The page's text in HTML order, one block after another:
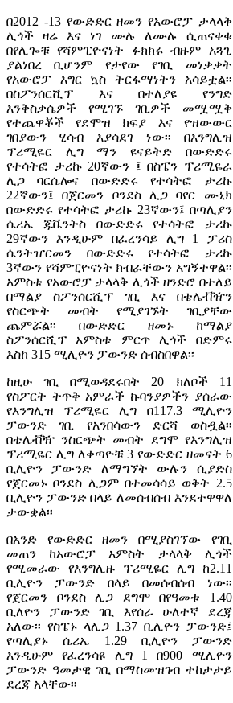
በ2012 -13 የውድድር ዘመን የአውሮፓ ታላላቅ
ሊጎች ዛሬ እና ነገ ሙሉ ለሙሉ ሲጠናቀቁ
በየሊጐቹ የሻምፒዮናነት ፉክክሩ ብዙም አጓጊ
ያልነበረ ቢሆንም የታየው የገቢ መነቃቃት
የአውሮፓ እግር ኳስ ትርፋማነትን አሳይቷል፡፡
በስፖንሰርሺፕ እና በተለያዩ የንግድ
እንቅስቃሴዎች የሚገኙ ገቢዎች መሟሟቅ
የተጨዋቾች የደሞዝ ክፍያ እና የዝውውር
ገበያውን ሂሳብ እያሳደገ ነው፡፡ በእንግሊዝ
ፕሪሚዬር ሊግ ማን ዩናይትድ በውድድሩ
የተሳትፎ ታሪኩ 20ኛውን ፤ በስፔን ፕሪሚዬራ
ሊጋ ባርሴሎና በውድድሩ የተሳትፎ ታሪኩ
22ኛውን፤ በጀርመን ቦንደስ ሊጋ ባየር ሙኒክ
በውድድሩ የተሳትፎ ታሪኩ 23ኛውን፤ በጣሊያን
ሴሪኤ ጁቬንትስ በውድድሩ የተሳትፎ ታሪኩ
29ኛውን እንዲሁም በፈረንሳይ ሊግ 1 ፓሪስ
ሴንትዠርመን በውድድሩ የተሳትፎ ታሪኩ
3ኛውን የሻምፒዮናነት ክብራቸውን አግኝተዋል፡፡
አምስቱ የአውሮፓ ታላላቅ ሊጎች ዘንድሮ በተለይ
በማልያ ስፖንሰርሺፕ ገቢ እና በቴሌቭዥን
የስርጭት መብት የሚያገኙት ገቢያቸው
ጨምሯል፡፡ በውድድር ዘመኑ ከማልያ
ስፖንሰርሺፕ አምስቱ ምርጥ ሊጎች በድምሩ
እስከ 315 ሚሊዮን ፓውንድ ሰብስበዋል፡፡
ከዚሁ ገቢ በሚወዳደሩበት 20 ክለቦች 11
የስፖርት ትጥቅ አምራች ኩባንያዎችን ያሰራው
የእንግሊዝ ፕሪሚዬር ሊግ በ117.3 ሚሊዮን
ፓውንድ ገቢ የአንበሳውን ድርሻ ወስዷል፡፡
በቴሌቭዥ ንስርጭት መብት ደግሞ የእንግሊዝ
ፕሪሚዬር ሊግ ለቀጣዮቹ 3 የውድድር ዘመናት 6
ቢሊዮን ፓውንድ ለማግኘት ውሉን ሲያድስ
የጀርመኑ ቦንደስ ሊጋም በተመሳሳይ ወቅት 2.5
ቢሊዮን ፓውንድ በላይ ለመሰብሰብ እንደተዋዋለ
ታውቋል፡፡
በአንድ የውድድር ዘመን በሚያስገኘው የገቢ
መጠን ከአውሮፓ አምስት ታላላቅ ሊጎች
የሚመራው የእንግሊዙ ፕሪሚዬር ሊግ ከ2.11
ቢሊዮን ፓውንድ በላይ በመሰብሰብ ነው፡፡
የጀርመን ቦንደስ ሊጋ ደግሞ በየዓመቱ 1.40
ቢለዮን ፓውንድ ገቢ እየሰራ ሁለተኛ ደረጃ
አለው፡፡ የስፔኑ ላሊጋ 1.37 ቢሊዮን ፓውንድ፤
የጣሊያኑ ሴሪኤ 1.29 ቢሊዮን ፓውንድ
እንዲሁም የፈረንሳዩ ሊግ 1 በ900 ሚሊዮን
ፓውንድ ዓመታዊ ገቢ በማስመዝገብ ተከታታይ
ደረጃ አላቸው፡፡